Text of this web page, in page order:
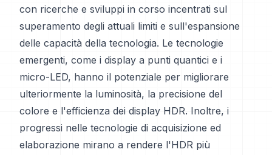
con ricerche e sviluppi in corso incentrati sul
superamento degli attuali limiti e sull'espansione
delle capacità della tecnologia. Le tecnologie
emergenti, come i display a punti quantici e i
micro-LED, hanno il potenziale per migliorare
ulteriormente la luminosità, la precisione del
colore e l'efficienza dei display HDR. Inoltre, i
progressi nelle tecnologie di acquisizione ed
elaborazione mirano a rendere l'HDR più